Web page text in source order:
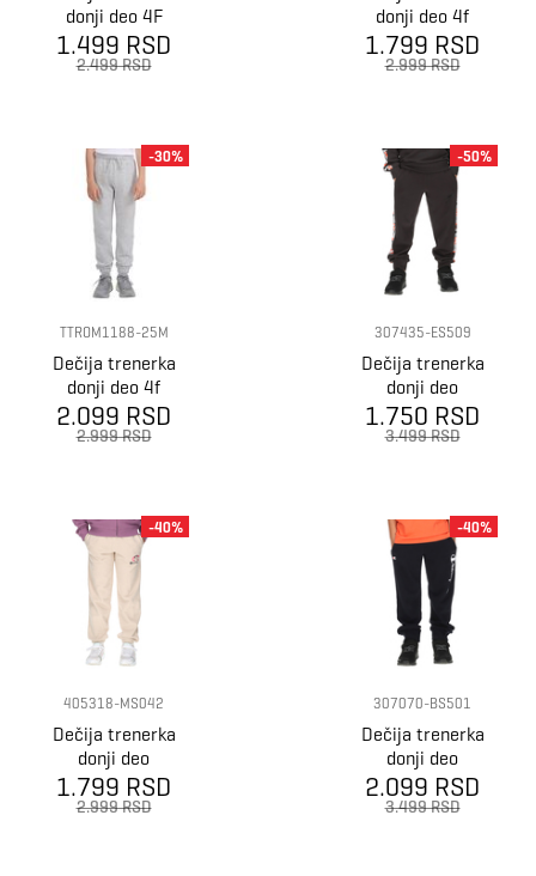
donji deo 4F
Trousers cas
m1510
1.499 RSD
2.499 RSD
donji deo 4f
Trousers
1.799 RSD
2.999 RSD
TTROM1188-25M
Dečija trenerka
donji deo 4f
Trousers cas
m1188
2.099 RSD
2.999 RSD
-30%
307435-ES509
Dečija trenerka
donji deo
Champion
J.jonah jameson
1.750 RSD
3.499 RSD
-50%
405318-MS042
Dečija trenerka
donji deo
Champion Pink
fire
1.799 RSD
2.999 RSD
-40%
307070-BS501
Dečija trenerka
donji deo
Champion Skate
cuffed
2.099 RSD
3.499 RSD
-40%